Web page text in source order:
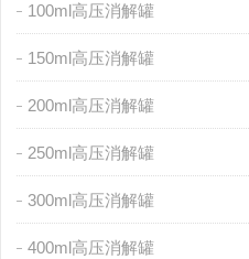
100ml高压消解罐
150ml高压消解罐
200ml高压消解罐
250ml高压消解罐
300ml高压消解罐
400ml高压消解罐